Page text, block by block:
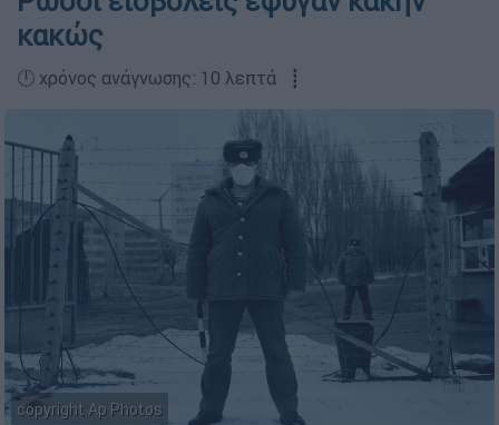
κακώς
🕛 χρόνος ανάγνωσης: 10 λεπτά ┋
copyright Ap Photos